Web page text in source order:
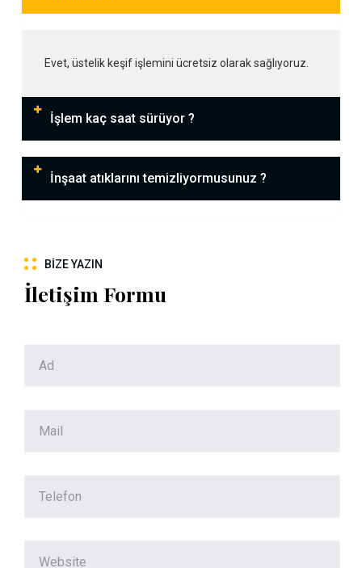
Evet, üstelik keşif işlemini ücretsiz olarak sağlıyoruz.
İşlem kaç saat sürüyor ?
İnşaat atıklarını temizliyormusunuz ?
BIZE YAZIN
İletişim Formu